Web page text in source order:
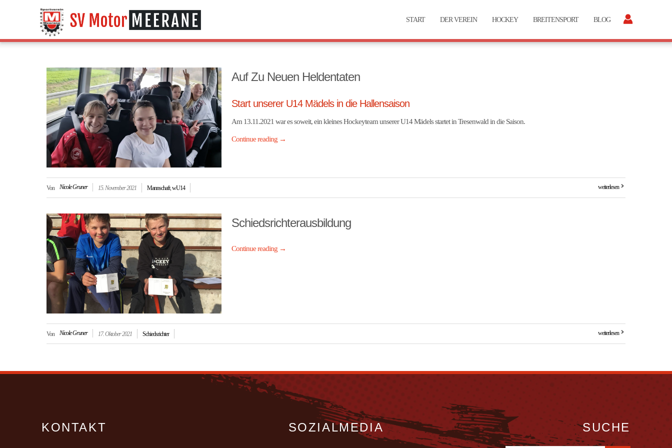
START DER VEREIN HOCKEY BREITENSPORT BLOG
Auf Zu Neuen Heldentaten
Start unserer U14 Mädels in die Hallensaison
Am 13.11.2021 war es soweit, ein kleines Hockeyteam unserer U14 Mädels startet in Tresenwald in die Saison.
Continue reading →
Von Nicole Gruner 15. November 2021 Mannschaft,wU14 weiterlesen
Schiedsrichterausbildung
Continue reading →
Von Nicole Gruner 17. Oktober 2021 Schiedsrichter weiterlesen
KONTAKT SOZIALMEDIA SUCHE